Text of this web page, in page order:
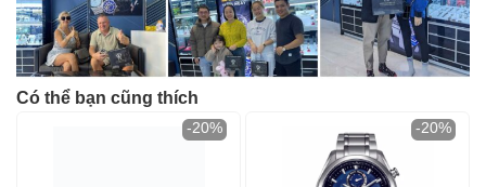
Có thể bạn cũng thích
-20% -20%